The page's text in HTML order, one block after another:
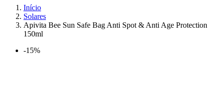
Início
Solares
Apivita Bee Sun Safe Bag Anti Spot & Anti Age Protection
150ml
-15%